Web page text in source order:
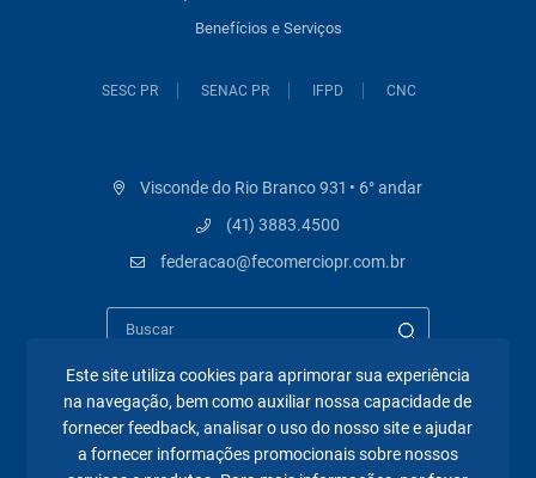
Benefícios e Serviços
SESC PR SENAC PR IFPD CNC
Visconde do Rio Branco 931 • 6° andar
(41) 3883.4500
federacao@fecomerciopr.com.br
Páginas mais visitadas
Este site utiliza cookies para aprimorar sua experiência
na navegação, bem como auxiliar nossa capacidade de
fornecer feedback, analisar o uso do nosso site e ajudar
a fornecer informações promocionais sobre nossos